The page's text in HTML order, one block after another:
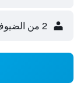
2 من الضيوف، غرفة واحدة